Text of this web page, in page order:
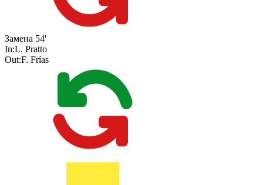
Замена 54'
In:L. Pratto
Out:F. Frías